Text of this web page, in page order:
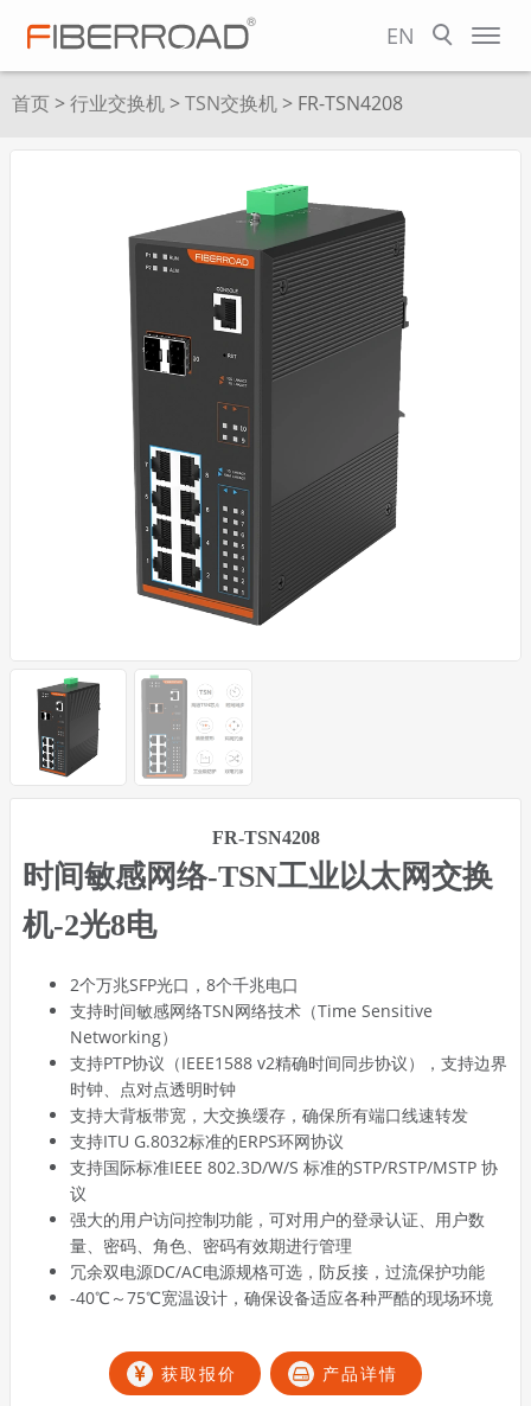
EN
首页>行业交换机>TSN交换机> FR-TSN4208
FR-TSN4208
时间敏感网络-TSN工业以太网交换
机-2光8电
2个万兆SFP光口，8个千兆电口
支持时间敏感网络TSN网络技术（Time Sensitive
Networking）
支持PTP协议（IEEE1588 v2精确时间同步协议），支持边界
时钟、点对点透明时钟
支持大背板带宽，大交换缓存，确保所有端口线速转发
支持ITU G.8032标准的ERPS环网协议
支持国际标准IEEE 802.3D/W/S 标准的STP/RSTP/MSTP 协
议
强大的用户访问控制功能，可对用户的登录认证、用户数
量、密码、角色、密码有效期进行管理
冗余双电源DC/AC电源规格可选，防反接，过流保护功能
-40℃～75℃宽温设计，确保设备适应各种严酷的现场环境
获取报价 产品详情